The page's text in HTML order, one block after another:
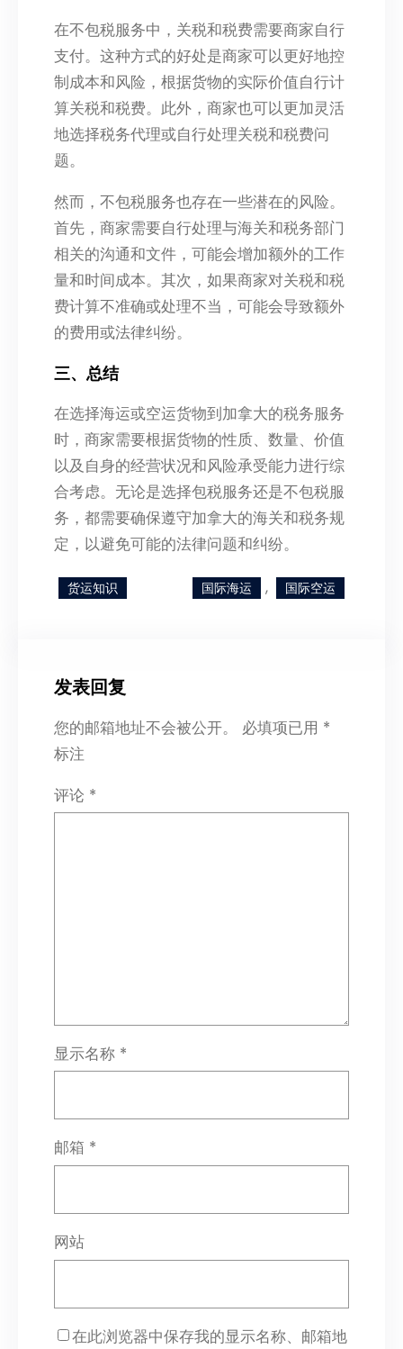
在不包税服务中，关税和税费需要商家自行
支付。这种方式的好处是商家可以更好地控
制成本和风险，根据货物的实际价值自行计
算关税和税费。此外，商家也可以更加灵活
地选择税务代理或自行处理关税和税费问
题。
然而，不包税服务也存在一些潜在的风险。
首先，商家需要自行处理与海关和税务部门
相关的沟通和文件，可能会增加额外的工作
量和时间成本。其次，如果商家对关税和税
费计算不准确或处理不当，可能会导致额外
的费用或法律纠纷。
三、总结
在选择海运或空运货物到加拿大的税务服务
时，商家需要根据货物的性质、数量、价值
以及自身的经营状况和风险承受能力进行综
合考虑。无论是选择包税服务还是不包税服
务，都需要确保遵守加拿大的海关和税务规
定，以避免可能的法律问题和纠纷。
货运知识 国际海运 , 国际空运
发表回复
您的邮箱地址不会被公开。 必填项已用 *
标注
评论 *
显示名称 *
邮箱 *
网站
在此浏览器中保存我的显示名称、邮箱地